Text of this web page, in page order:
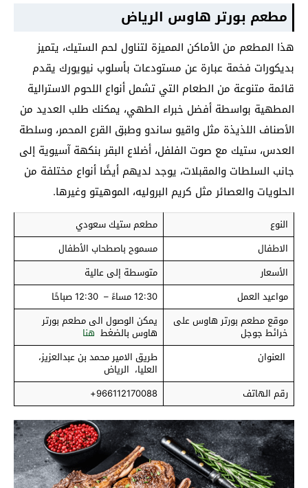
مطعم بورتر هاوس الرياض
هذا المطعم من الأماكن المميزة لتناول لحم الستيك، يتميز
بديكورات فخمة عبارة عن مستودعات بأسلوب نيويورك يقدم
قائمة متنوعة من الطعام التي تشمل أنواع اللحوم الاسترالية
المطهية بواسطة أفضل خبراء الطهي، يمكنك طلب العديد من
الأصناف اللذيذة مثل واقيو ساندو وطبق القرع المحمر، وسلطة
العدس، ستيك مع صوت الفلفل، أضلاع البقر بنكهة آسيوية إلى
جانب السلطات والمقبلات، يوجد لديهم أيضًا أنواع مختلفة من
الحلويات والعصائر مثل كريم البروليه، الموهيتو وغيرها.
النوع
مطعم ستيك سعودي
الاطفال
مسموح باصطحاب الأطفال
الأسعار
متوسطة إلى عالية
مواعيد العمل
12:30 مساءً – 12:30 صباحًا
موقع مطعم بورتر هاوس على
خرائط جوجل
يمكن الوصول الى مطعم بورتر
هاوس بالضغط هنا
العنوان
طريق الامير محمد بن عبدالعزيز،
العليا، الرياض
رقم الهاتف
966112170088+